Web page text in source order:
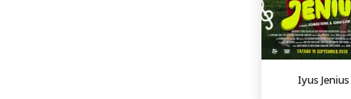
Iyus Jenius